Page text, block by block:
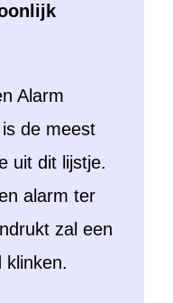
Alarm
de meest
uit dit lijstje.
alarm ter
zal een
klinken.